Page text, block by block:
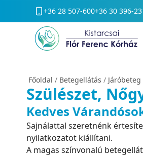
+36 28 507-600+36 30 396-
Főoldal / Betegellátás /
Szülészet,
Kedves
Sajnálattal szeretnénk
nyilatkozatot kiállítani.
A magas színvonalú